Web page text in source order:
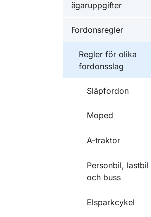
ägaruppgifter
Fordonsregler
Regler för olika
fordonsslag
Släpfordon
Moped
A-traktor
Personbil, lastbil
och buss
Elsparkcykel